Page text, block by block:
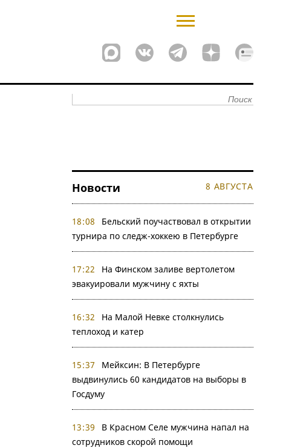
Новости 8 АВГУСТА
18:08
Бельский поучаствовал в открытии
турнира по следж-хоккею в Петербурге
17:22
На Финском заливе вертолетом
эвакуировали мужчину с яхты
16:32
На Малой Невке столкнулись
теплоход и катер
15:37
Мейксин: В Петербурге
выдвинулись 60 кандидатов на выборы в
Госдуму
13:39
В Красном Селе мужчина напал на
сотрудников скорой помощи